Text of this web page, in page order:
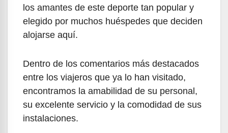
los amantes de este deporte tan popular y
elegido por muchos huéspedes que deciden
alojarse aquí.
Dentro de los comentarios más destacados
entre los viajeros que ya lo han visitado,
encontramos la amabilidad de su personal,
su excelente servicio y la comodidad de sus
instalaciones.